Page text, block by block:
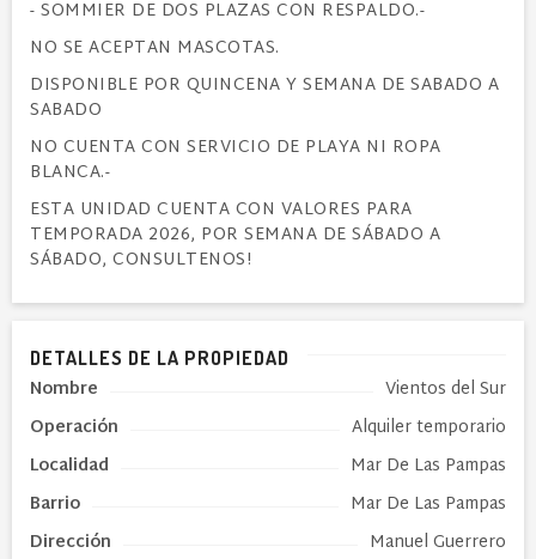
- SOMMIER DE DOS PLAZAS CON RESPALDO.-
NO SE ACEPTAN MASCOTAS.
DISPONIBLE POR QUINCENA Y SEMANA DE SABADO A
SABADO
NO CUENTA CON SERVICIO DE PLAYA NI ROPA
BLANCA.-
ESTA UNIDAD CUENTA CON VALORES PARA
TEMPORADA 2026, POR SEMANA DE SÁBADO A
SÁBADO, CONSULTENOS!
DETALLES DE LA PROPIEDAD
Nombre
Vientos del Sur
Operación
Alquiler temporario
Localidad
Mar De Las Pampas
Barrio
Mar De Las Pampas
Dirección
Manuel Guerrero